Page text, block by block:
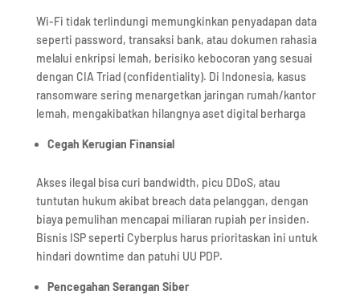
Wi-Fi tidak terlindungi memungkinkan penyadapan data
seperti password, transaksi bank, atau dokumen rahasia
melalui enkripsi lemah, berisiko kebocoran yang sesuai
dengan CIA Triad (confidentiality). Di Indonesia, kasus
ransomware sering menargetkan jaringan rumah/kantor
lemah, mengakibatkan hilangnya aset digital berharga
Cegah Kerugian Finansial
Akses ilegal bisa curi bandwidth, picu DDoS, atau
tuntutan hukum akibat breach data pelanggan, dengan
biaya pemulihan mencapai miliaran rupiah per insiden.
Bisnis ISP seperti Cyberplus harus prioritaskan ini untuk
hindari downtime dan patuhi UU PDP.
Pencegahan Serangan Siber